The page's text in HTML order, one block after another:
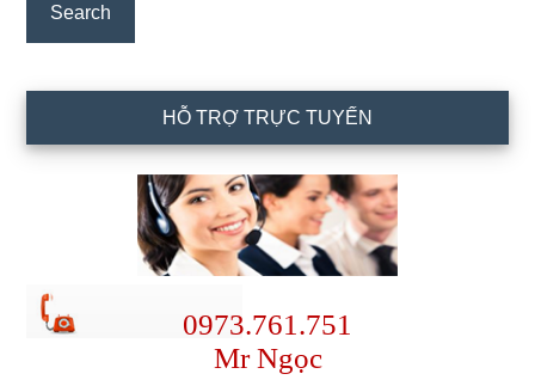
HỖ TRỢ TRỰC TUYẾN
0973.761.751
Mr Ngọc